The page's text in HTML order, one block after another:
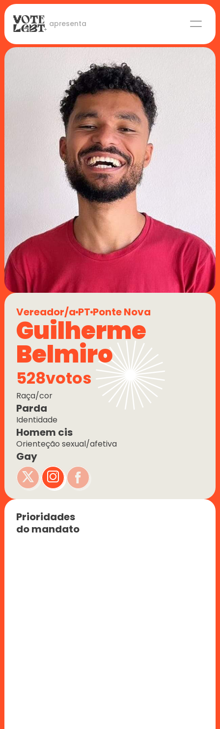
apresenta
Candidaturas
Lideranças eleitas
Vereador/a PT Ponte Nova
Guilherme
Belmiro
528votos
Parda
Raça/cor
Homem cis
Identidade
Gay
Orienteção sexual/afetiva
Prioridades
do mandato